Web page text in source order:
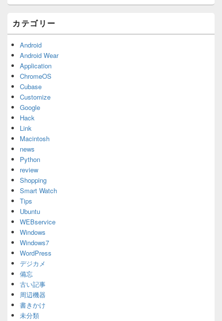
カテゴリー
Android
Android Wear
Application
ChromeOS
Cubase
Customize
Google
Hack
Link
Macintosh
news
Python
review
Shopping
Smart Watch
Tips
Ubuntu
WEBservice
Windows
Windows7
WordPress
デジカメ
備忘
古い記事
周辺機器
書きかけ
未分類